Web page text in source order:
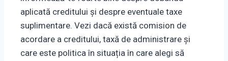
aplicată creditului și despre eventuale taxe
suplimentare. Vezi dacă există comision de
acordare a creditului, taxă de administrare și
care este politica în situația în care alegi să